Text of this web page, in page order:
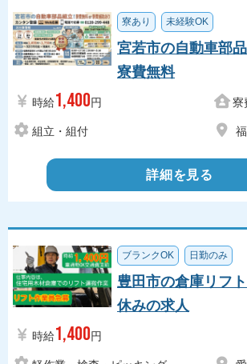
寮あり 未経験OK
宮若市の自動車部
寮費無料
時給1,400円 寮
組立・組付
詳細を見る
ブランクOK 日勤のみ
豊田市の倉庫リフ
休みの求人
時給1,400円